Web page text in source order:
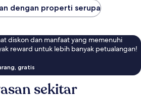
dengan properti serupa
diskon dan manfaat yang memenuhi
reward untuk lebih banyak petualangan!
gratis
sekitar